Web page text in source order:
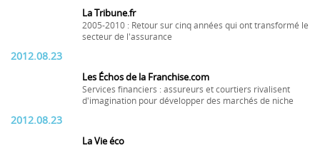
La Tribune.fr
2005-2010 : Retour sur cinq années qui ont transformé le
secteur de l'assurance
2012.08.23
Les Échos de la Franchise.com
Services financiers : assureurs et courtiers rivalisent
d'imagination pour développer des marchés de niche
2012.08.23
La Vie éco